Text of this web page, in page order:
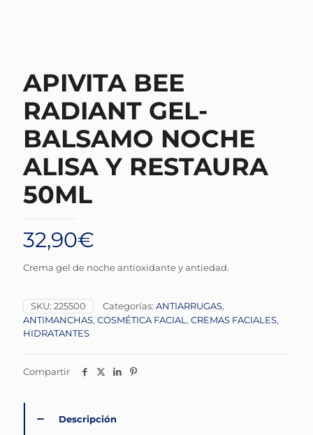
APIVITA BEE
RADIANT GEL-
BALSAMO NOCHE
ALISA Y RESTAURA
50ML
32,90€
Crema gel de noche antioxidante y antiedad.
SKU: 225500 Categorías: ANTIARRUGAS,
ANTIMANCHAS, COSMÉTICA FACIAL , CREMAS FACIALES,
HIDRATANTES
Compartir
Descripción